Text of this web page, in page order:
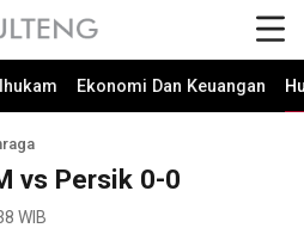
Ekonomi Dan Keuangan
vs Persik 0-0
WIB